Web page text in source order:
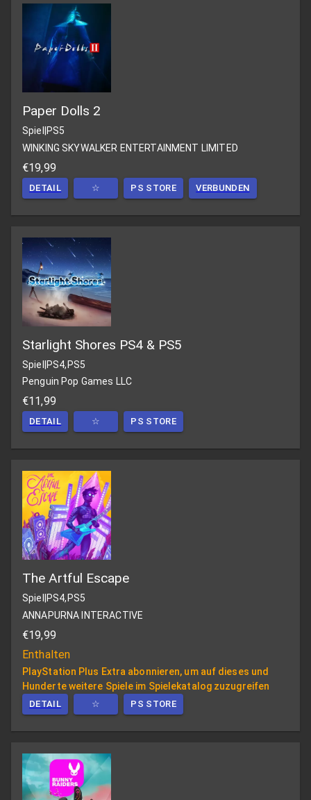
Paper Dolls 2
Spiel
PS5
WINKING SKYWALKER ENTERTAINMENT LIMITED
€19,99
DETAIL ☆ PS STORE VERBUNDEN
Starlight Shores PS4 & PS5
Spiel|PS4,PS5
Penguin Pop Games LLC
€11,99
DETAIL ☆ PS STORE
The Artful Escape
Spiel
PS4,PS5
ANNAPURNA INTERACTIVE
€19,99
Enthalten
PlayStation Plus Extra abonnieren, um auf dieses und
Hunderte weitere Spiele im Spielekatalog zuzugreifen
DETAIL ☆ PS STORE